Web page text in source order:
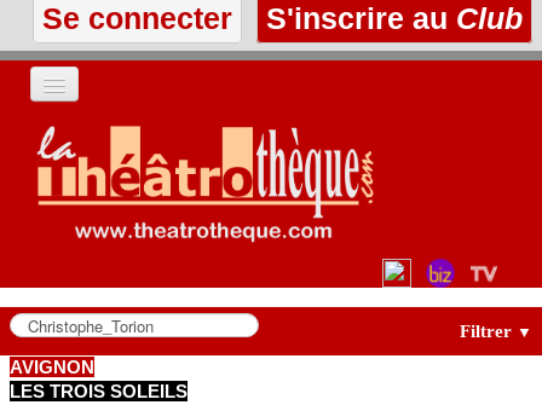
Se connecter S'inscrire au Club
ACCUEIL
LES TEXTES
LES ANNONCES
LE CLUB
Filtrer ▼
AVIGNON
LES TROIS SOLEILS